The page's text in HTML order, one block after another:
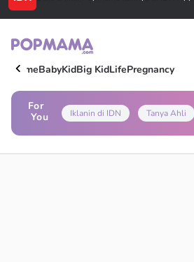
HomeBabyKidBig KidLifePregnancy
For
You
Iklanin di IDN Tanya Ahli